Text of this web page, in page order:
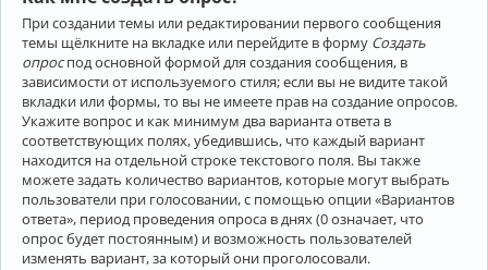
При создании темы или редактировании первого сообщения
темы щёлкните на вкладке или перейдите в форму Создать
опроспод основной формой для создания сообщения, в
зависимости от используемого стиля; если вы не видите такой
вкладки или формы, то вы не имеете прав на создание опросов.
Укажите вопрос и как минимум два варианта ответа в
соответствующих полях, убедившись, что каждый вариант
находится на отдельной строке текстового поля. Вы также
можете задать количество вариантов, которые могут выбрать
пользователи при голосовании, с помощью опции «Вариантов
ответа», период проведения опроса в днях (0 означает, что
опрос будет постоянным) и возможность пользователей
изменять вариант, за который они проголосовали.